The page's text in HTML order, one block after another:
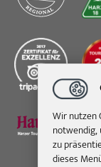
Wir nutzen
notwendig,
zu
dieses